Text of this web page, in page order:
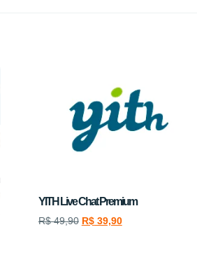
YITH Live Chat Premium
R$49,90 R$39,90